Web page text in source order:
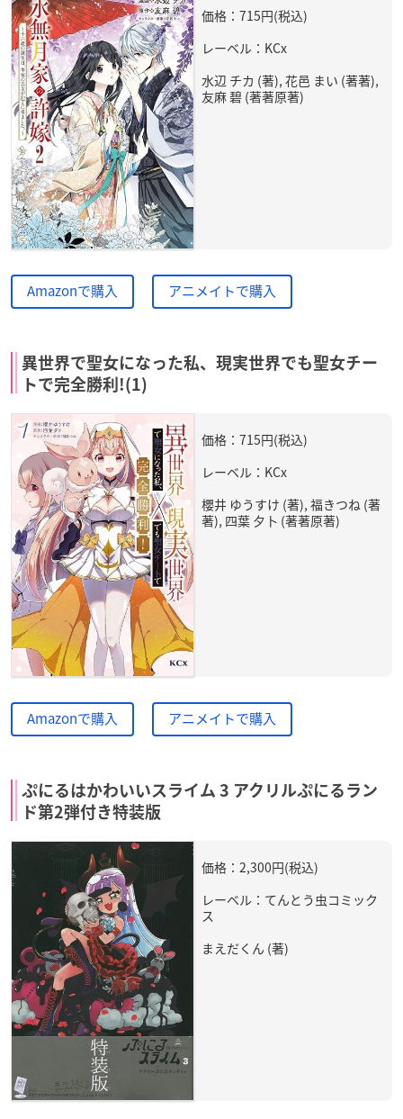
価格：715円(税込)
レーベル：KCx
水辺 チカ (著), 花邑 まい (著著),
友麻 碧 (著著原著)
Amazonで購入 アニメイトで購入
異世界で聖女になった私、現実世界でも聖女チー
トで完全勝利!(1)
価格：715円(税込)
レーベル：KCx
櫻井 ゆうすけ (著), 福きつね (著
著), 四葉 夕卜 (著著原著)
Amazonで購入 アニメイトで購入
ぷにるはかわいいスライム 3 アクリルぷにるラン
ド第2弾付き特装版
価格：2,300円(税込)
レーベル：てんとう虫コミック
ス
まえだくん (著)